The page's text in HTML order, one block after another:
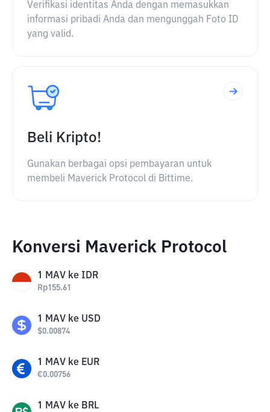
Verifikasi identitas Anda dengan memasukkan
informasi pribadi Anda dan mengunggah Foto ID
yang valid.
Beli Kripto!
Gunakan berbagai opsi pembayaran untuk
membeli Maverick Protocol di Bittime.
Konversi Maverick Protocol
1 MAV ke IDR
Rp155.61
1 MAV ke USD
$0.00874
1 MAV ke EUR
€0.00756
1 MAV ke BRL